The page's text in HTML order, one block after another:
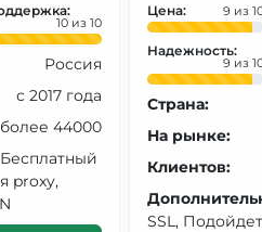
10
Россия
с 2017 года
более 44000
Бесплатный
proxy,
Цена: 9
Надежность:
9
Страна:
На рынке:
Клиентов:
SSL,